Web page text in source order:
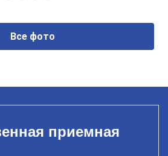
Все фото
приемная